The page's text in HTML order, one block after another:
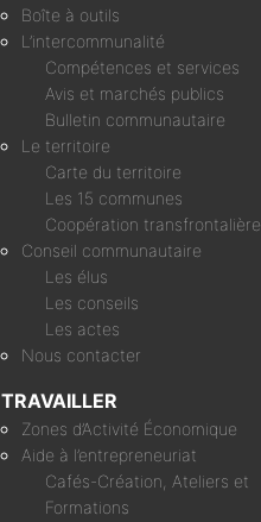
Boîte à outils
L’intercommunalité
Compétences et services
Avis et marchés publics
Bulletin communautaire
Le territoire
Carte du territoire
Les 15 communes
Coopération transfrontalière
Conseil communautaire
Les élus
Les conseils
Les actes
Nous contacter
TRAVAILLER
Zones d’Activité Économique
Aide à l’entrepreneuriat
Cafés-Création, Ateliers et
Formations